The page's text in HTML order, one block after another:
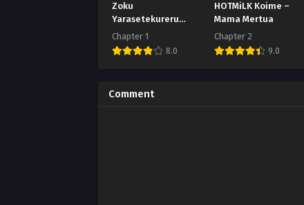
Zoku
Yarasetekureru
Senpai
Chapter 1
8.0
HOTMiLK Koime –
Mama Mertua
Chapter 2
9.0
Comment